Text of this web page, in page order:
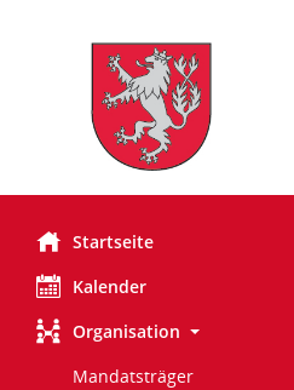
Startseite
Kalender
Organisation
Mandatsträger